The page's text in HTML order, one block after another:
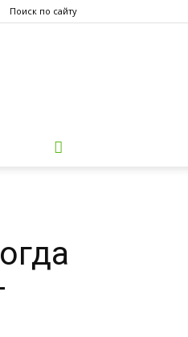
Поиск по сайту